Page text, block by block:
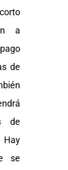
a
de
de
Hay
se